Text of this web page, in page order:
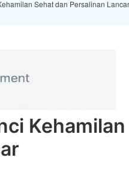
Sehat dan Persalinan Lancar